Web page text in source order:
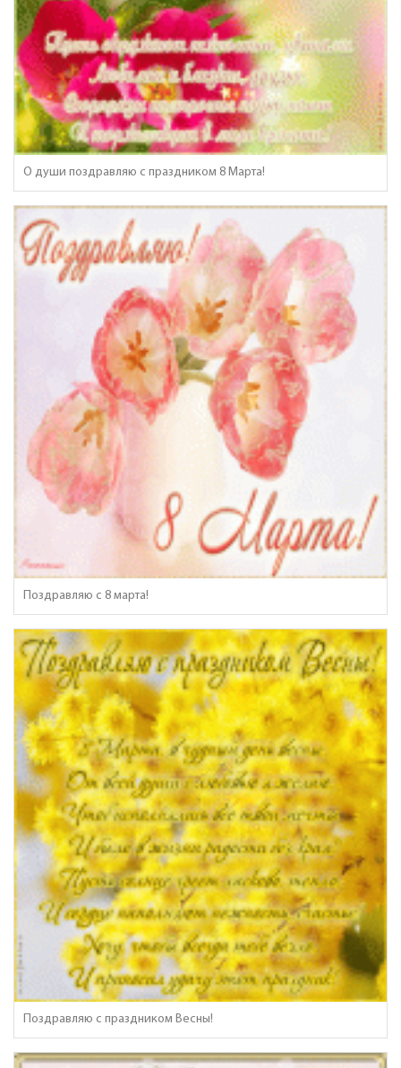
О души поздравляю с праздником 8 Марта!
Поздравляю с 8 марта!
Поздравляю с праздником Весны!